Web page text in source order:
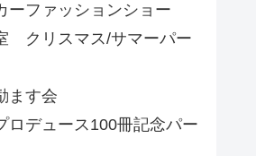
ーファッションショー
クリスマス/サマーパー
ます会
ロデュース100冊記念パー